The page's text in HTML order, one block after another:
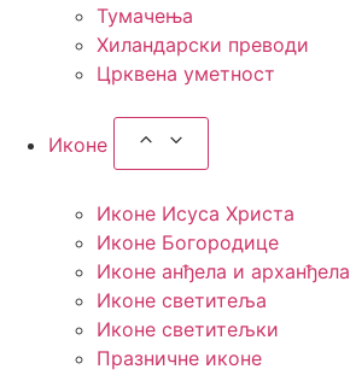
Тумачења
Хиландарски преводи
Црквена уметност
Иконе
Иконе Исуса Христа
Иконе Богородице
Иконе анђела и арханђела
Иконе светитеља
Иконе светитељки
Празничне иконе